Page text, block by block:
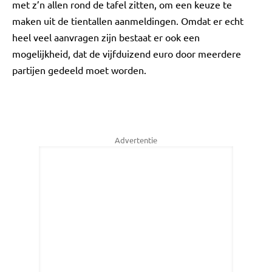
met z’n allen rond de tafel zitten, om een keuze te
maken uit de tientallen aanmeldingen. Omdat er echt
heel veel aanvragen zijn bestaat er ook een
mogelijkheid, dat de vijfduizend euro door meerdere
partijen gedeeld moet worden.
Advertentie